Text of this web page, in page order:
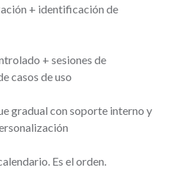
+ identificación de
+ sesiones de
casos de uso
gradual con soporte interno y
Es el orden.